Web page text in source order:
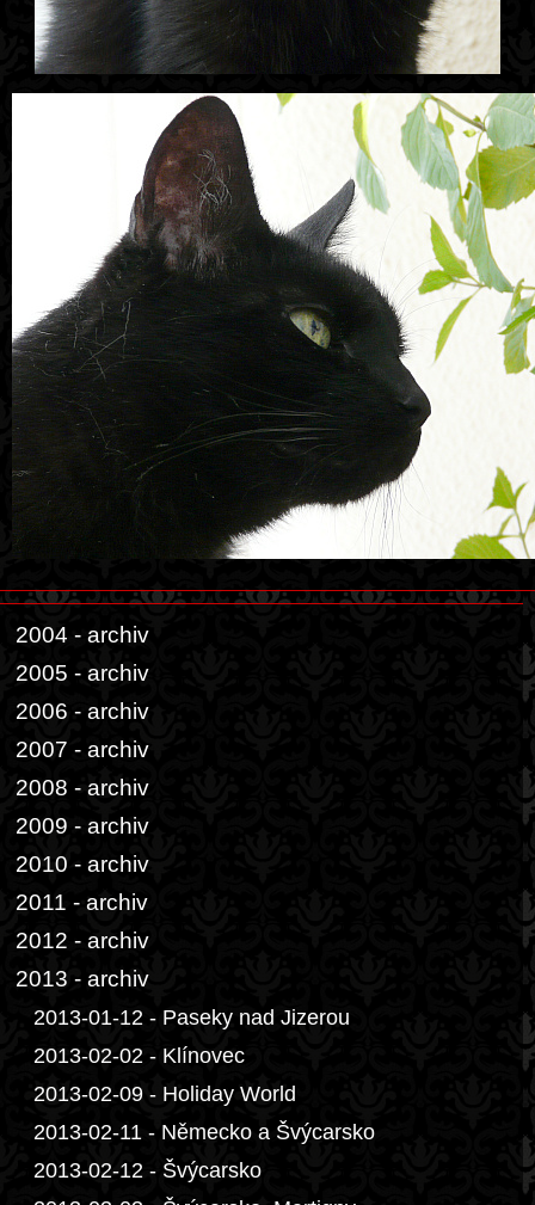
2004 - archiv
2005 - archiv
2006 - archiv
2007 - archiv
2008 - archiv
2009 - archiv
2010 - archiv
2011 - archiv
2012 - archiv
2013 - archiv
2013-01-12 - Paseky nad Jizerou
2013-02-02 - Klínovec
2013-02-09 - Holiday World
2013-02-11 - Německo a Švýcarsko
2013-02-12 - Švýcarsko